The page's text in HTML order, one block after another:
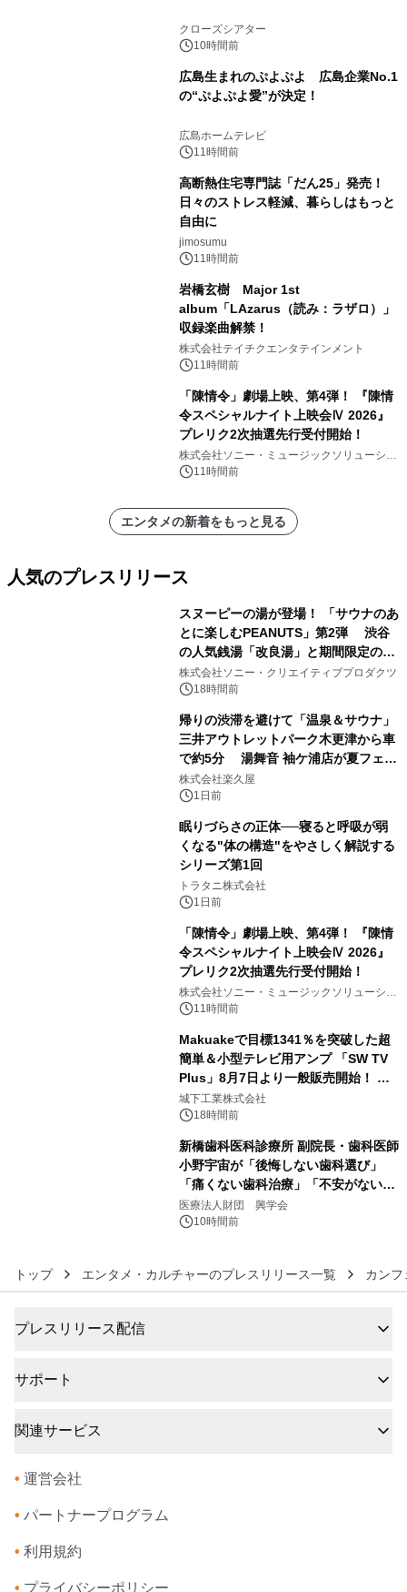
クローズシアター
10時間前
広島生まれのぷよぷよ 広島企業No.1
の“ぷよぷよ愛”が決定！
広島ホームテレビ
11時間前
高断熱住宅専門誌「だん25」発売！
日々のストレス軽減、暮らしはもっと
自由に
jimosumu
11時間前
岩橋玄樹 Major 1st
album「LAzarus（読み：ラザロ）」
収録楽曲解禁！
株式会社テイチクエンタテインメント
11時間前
「陳情令」劇場上映、第4弾！ 『陳情
令スペシャルナイト上映会Ⅳ 2026』
プレリク2次抽選先行受付開始！
株式会社ソニー・ミュージックソリューショ
ンズ11時間前
エンタメの新着をもっと見る
人気のプレスリリース
スヌーピーの湯が登場！ 「サウナのあ
とに楽しむPEANUTS」第2弾 渋谷
の人気銭湯「改良湯」と期間限定のコ
ラボレーション サウナイキタイコラ
ボグッズも発売決定！
株式会社ソニー・クリエイティブプロダクツ
18時間前
帰りの渋滞を避けて「温泉＆サウナ」
三井アウトレットパーク木更津から車
で約5分 湯舞音 袖ケ浦店が夏フェア
メニューを提供
株式会社楽久屋
1日前
眠りづらさの正体──寝ると呼吸が弱
くなる"体の構造"をやさしく解説する
シリーズ第1回
トラタニ株式会社
1日前
「陳情令」劇場上映、第4弾！ 『陳情
令スペシャルナイト上映会Ⅳ 2026』
プレリク2次抽選先行受付開始！
株式会社ソニー・ミュージックソリューショ
ンズ11時間前
Makuakeで目標1341％を突破した超
簡単＆小型テレビ用アンプ 「SW TV
Plus」8月7日より一般販売開始！ ケ
ーブル1本つなぐだけ、テレビの音が
ぐっと豊かに
城下工業株式会社
18時間前
新橋歯科医科診療所 副院長・歯科医師
小野宇宙が「後悔しない歯科選び」
「痛くない歯科治療」「不安がない治
療計画」をテーマに専門監修
医療法人財団 興学会
10時間前
トップ エンタメ・カルチャーのプレスリリース一覧 カン
プレスリリース配信
サポート
関連サービス
• 運営会社
• パートナープログラム
• 利用規約
• プライバシーポリシー